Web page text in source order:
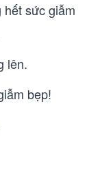
hết sức giẫm
lên.
bẹp!